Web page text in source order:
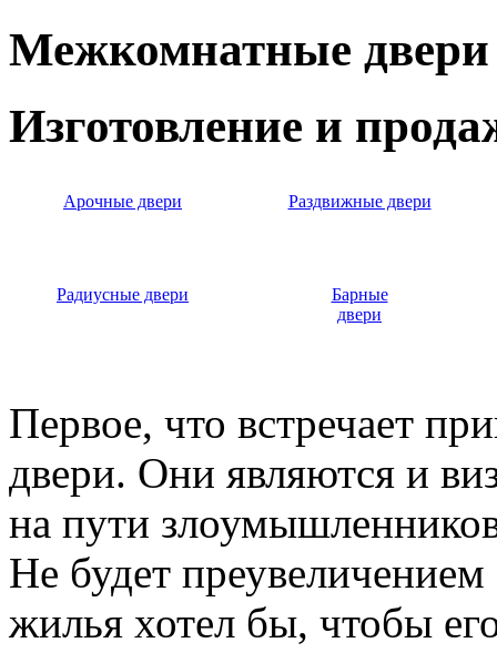
Межкомнатные двери
Изготовление и
Арочные двери Раздвижные двери
Радиусные двери
Барные
двери
Первое, что встречает
двери. Они являются и
на пути
Не будет
жилья хотел бы, чтобы